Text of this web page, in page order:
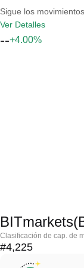
Sigue los
Ver Detalles
--+4.00%
Clasificación de cap. de
#4,225